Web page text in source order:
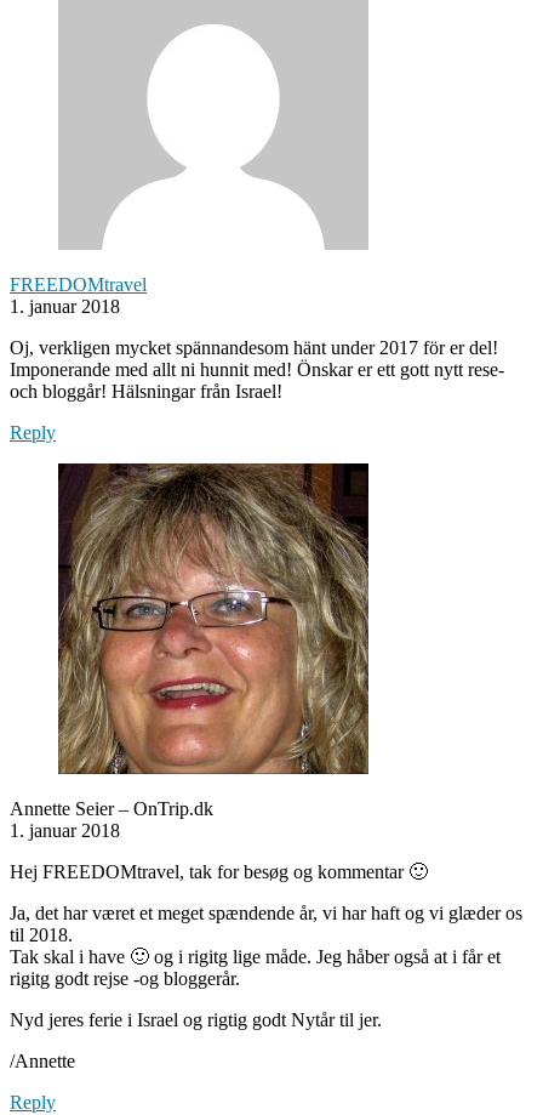
FREEDOMtravel
1. januar 2018
Oj, verkligen mycket spännandesom hänt under 2017 för er del!
Imponerande med allt ni hunnit med! Önskar er ett gott nytt rese-
och bloggår! Hälsningar från Israel!
Reply
Annette Seier – OnTrip.dk
1. januar 2018
Hej FREEDOMtravel, tak for besøg og kommentar 🙂
Ja, det har været et meget spændende år, vi har haft og vi glæder os
til 2018.
Tak skal i have 🙂 og i rigitg lige måde. Jeg håber også at i får et
rigitg godt rejse -og bloggerår.
Nyd jeres ferie i Israel og rigtig godt Nytår til jer.
/Annette
Reply